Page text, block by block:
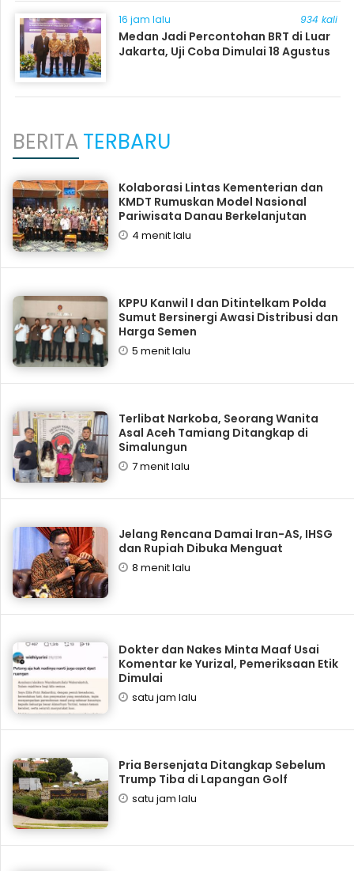
16 jam lalu 934 kali
Medan Jadi Percontohan BRT di Luar
Jakarta, Uji Coba Dimulai 18 Agustus
BERITATERBARU
Kolaborasi Lintas Kementerian dan
KMDT Rumuskan Model Nasional
Pariwisata Danau Berkelanjutan
4 menit lalu
KPPU Kanwil I dan Ditintelkam Polda
Sumut Bersinergi Awasi Distribusi dan
Harga Semen
5 menit lalu
Terlibat Narkoba, Seorang Wanita
Asal Aceh Tamiang Ditangkap di
Simalungun
7 menit lalu
Jelang Rencana Damai Iran-AS, IHSG
dan Rupiah Dibuka Menguat
8 menit lalu
Dokter dan Nakes Minta Maaf Usai
Komentar ke Yurizal, Pemeriksaan Etik
Dimulai
satu jam lalu
Pria Bersenjata Ditangkap Sebelum
Trump Tiba di Lapangan Golf
satu jam lalu